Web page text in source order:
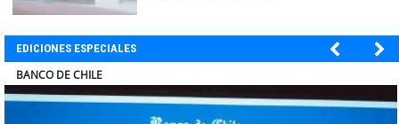
EDICIONES ESPECIALES
COLEGIO RÍO LOA